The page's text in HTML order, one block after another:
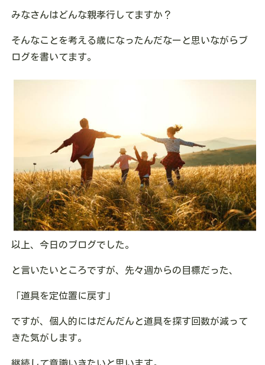
みなさんはどんな親孝行してますか？
そんなことを考える歳になったんだなーと思いながらブ
ログを書いてます。
以上、今日のブログでした。
と言いたいところですが、先々週からの目標だった、
「道具を定位置に戻す」
ですが、個人的にはだんだんと道具を探す回数が減って
きた気がします。